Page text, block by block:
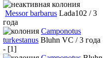
Messor barbarus Lada102 / 3
года
Camponotus
turkestanus Bluhn VC / 3 года
- [1]